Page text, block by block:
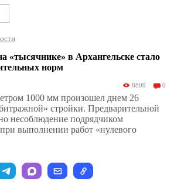
«тысячнике» в Архангельске стало
норм
8809 0
1000 мм произошел днем 26
стройки. Предварительной
несоблюдение подрядчиком
выполнении работ «нулевого